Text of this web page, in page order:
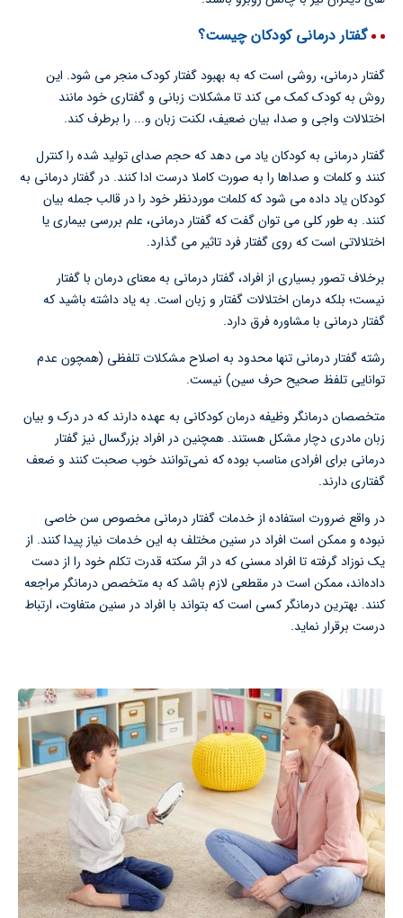
گفتار درمانی کودکان چیست؟
گفتار درمانی، روشی است که به بهبود گفتار کودک منجر می شود. این
روش به کودک کمک می کند تا مشکلات زبانی و گفتاری خود مانند
اختلالات واجی و صدا، بیان ضعیف، لکنت زبان و... را برطرف کند.
گفتار درمانی به کودکان یاد می دهد که حجم صدای تولید شده را کنترل
کنند و کلمات و صداها را به صورت کاملا درست ادا کنند. در گفتار درمانی به
کودکان یاد داده می شود که کلمات موردنظر خود را در قالب جمله بیان
کنند. به طور کلی می توان گفت که گفتار درمانی، علم بررسی بیماری یا
اختلالاتی است که روی گفتار فرد تاثیر می گذارد.
برخلاف تصور بسیاری از افراد، گفتار درمانی به معنای درمان با گفتار
نیست؛ بلکه درمان اختلالات گفتار و زبان است. به یاد داشته باشید که
گفتار درمانی با مشاوره فرق دارد.
رشته گفتار درمانی تنها محدود به اصلاح مشکلات تلفظی (همچون عدم
توانایی تلفظ صحیح حرف سین) نیست.
متخصصان درمانگر وظیفه درمان کودکانی به عهده دارند که در درک و بیان
زبان مادری دچار مشکل هستند. همچنین در افراد بزرگسال نیز گفتار
درمانی برای افرادی مناسب بوده که نمی‌توانند خوب صحبت کنند و ضعف
گفتاری دارند.
در واقع ضرورت استفاده از خدمات گفتار درمانی مخصوص سن خاصی
نبوده و ممکن است افراد در سنین مختلف به این خدمات نیاز پیدا کنند. از
یک نوزاد گرفته تا افراد مسنی که در اثر سکته قدرت تکلم خود را از دست
داده‌اند، ممکن است در مقطعی لازم باشد که به متخصص درمانگر مراجعه
کنند. بهترین درمانگر کسی است که بتواند با افراد در سنین متفاوت، ارتباط
درست برقرار نماید.